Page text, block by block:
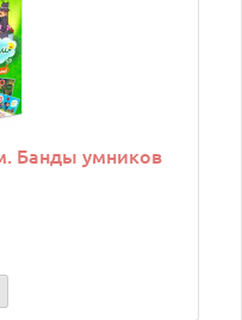
Банды умников